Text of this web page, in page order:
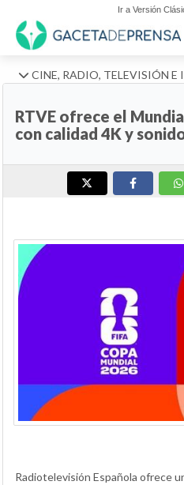
Ir a Versión
CINE, RADIO, TELEVISIÓN E
RTVE ofrece el
con calidad 4K y
Radiotelevisión Española ofrece